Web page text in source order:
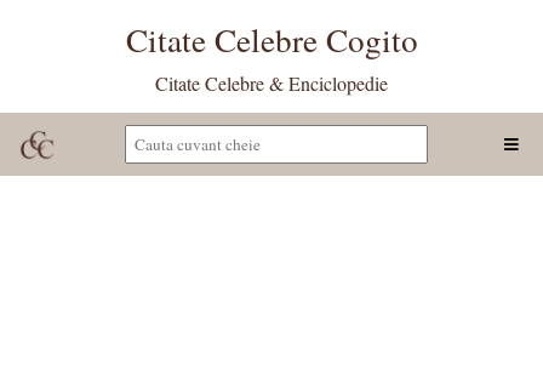
Citate Celebre Cogito
Citate Celebre & Enciclopedie